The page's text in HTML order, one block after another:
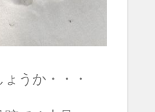
うか・・・